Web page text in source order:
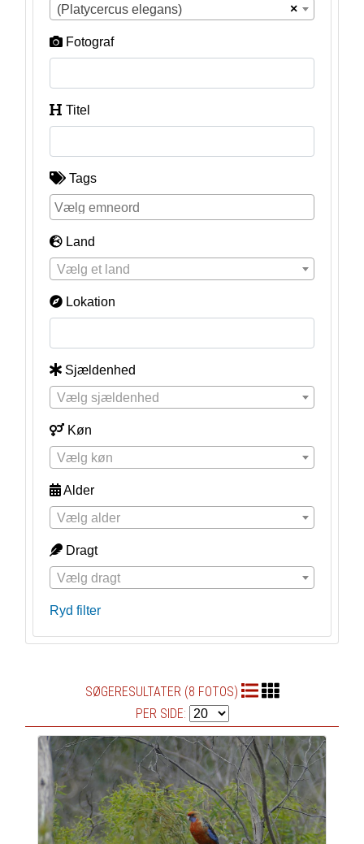
×
(Platycercus elegans)
Fotograf
Titel
Tags
Land
Vælg et land
Lokation
Sjældenhed
Vælg sjældenhed
Køn
Vælg køn
Alder
Vælg alder
Dragt
Vælg dragt
Ryd filter
SØGERESULTATER (8 FOTOS)
PER SIDE: